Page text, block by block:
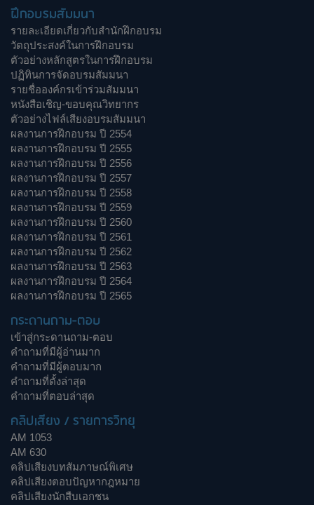
ฝึกอบรมสัมมนา
รายละเอียดเกี่ยวกับสำนักฝึกอบรม
วัตถุประสงค์ในการฝึกอบรม
ตัวอย่างหลักสูตรในการฝึกอบรม
ปฏิทินการจัดอบรมสัมมนา
รายชื่อองค์กรเข้าร่วมสัมมนา
หนังสือเชิญ-ขอบคุณวิทยากร
ตัวอย่างไฟล์เสียงอบรมสัมมนา
ผลงานการฝึกอบรม ปี 2554
ผลงานการฝึกอบรม ปี 2555
ผลงานการฝึกอบรม ปี 2556
ผลงานการฝึกอบรม ปี 2557
ผลงานการฝึกอบรม ปี 2558
ผลงานการฝึกอบรม ปี 2559
ผลงานการฝึกอบรม ปี 2560
ผลงานการฝึกอบรม ปี 2561
ผลงานการฝึกอบรม ปี 2562
ผลงานการฝึกอบรม ปี 2563
ผลงานการฝึกอบรม ปี 2564
ผลงานการฝึกอบรม ปี 2565
กระดานถาม-ตอบ
เข้าสู่กระดานถาม-ตอบ
คำถามที่มีผู้อ่านมาก
คำถามที่มีผู้ตอบมาก
คำถามที่ตั้งล่าสุด
คำถามที่ตอบล่าสุด
คลิปเสียง / รายการวิทยุ
AM 1053
AM 630
คลิปเสียงบทสัมภาษณ์พิเศษ
คลิปเสียงตอบปัญหากฎหมาย
คลิปเสียงนักสืบเอกชน